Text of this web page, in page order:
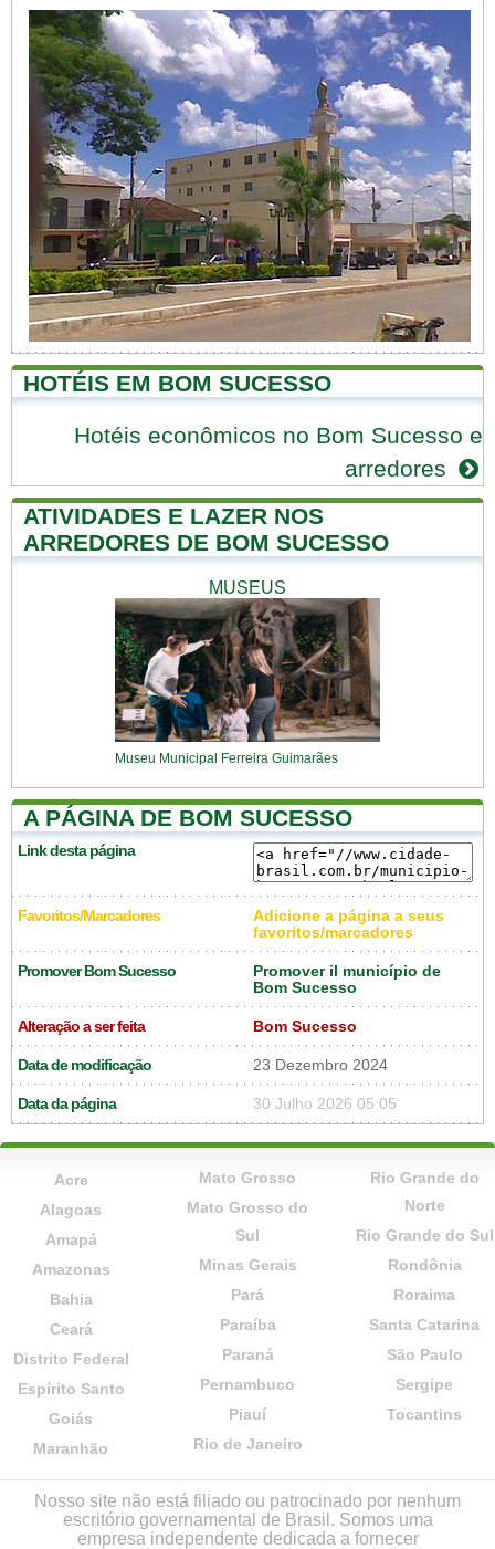
HOTÉIS EM BOM SUCESSO
Hotéis econômicos no Bom Sucesso e
arredores
ATIVIDADES E LAZER NOS
ARREDORES DE BOM SUCESSO
MUSEUS
Museu Municipal Ferreira Guimarães
A PÁGINA DE BOM SUCESSO
Link desta página
Favoritos/Marcadores
Adicione a página a seus
favoritos/marcadores
Promover Bom Sucesso
Promover il município de
Bom Sucesso
Alteração a ser feita Bom Sucesso
Data de modificação 23 Dezembro 2024
Data da página 30 Julho 2026 05:05
Acre
Alagoas
Amapá
Amazonas
Bahia
Ceará
Distrito Federal
Espírito Santo
Goiás
Maranhão
Mato Grosso
Mato Grosso do
Sul
Minas Gerais
Pará
Paraíba
Paraná
Pernambuco
Piauí
Rio de Janeiro
Rio Grande do
Norte
Rio Grande do Sul
Rondônia
Roraima
Santa Catarina
São Paulo
Sergipe
Tocantins
Nosso site não está filiado ou patrocinado por nenhum
escritório governamental de Brasil. Somos uma
empresa independente dedicada a fornecer